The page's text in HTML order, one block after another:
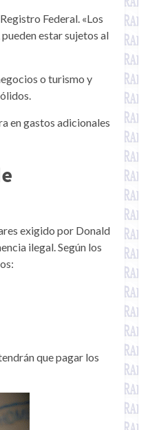
Federal. «Los
estar sujetos al
o turismo y
en gastos adicionales
exigido por Donald
ilegal. Según los
que pagar los